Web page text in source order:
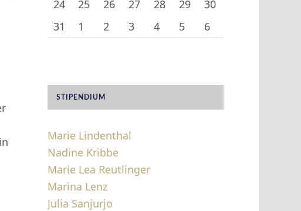
24
25 26 27 28 29
30
31
1 2 3 4 5 6
STIPENDIUM
Marie Lindenthal
Nadine Kribbe
Marie Lea Reutlinger
Marina Lenz
Julia Sanjurjo